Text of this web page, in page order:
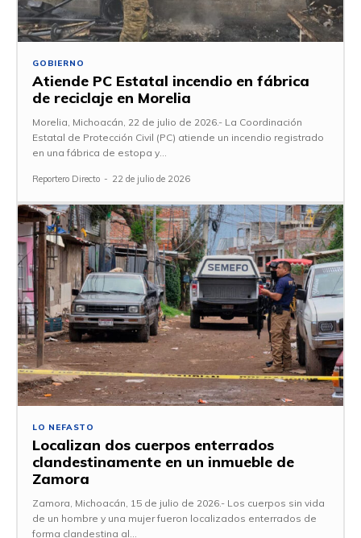
GOBIERNO
Atiende PC Estatal incendio en fábrica
de reciclaje en Morelia
Morelia, Michoacán, 22 de julio de 2026.- La Coordinación
Estatal de Protección Civil (PC) atiende un incendio registrado
en una fábrica de estopa y...
Reportero Directo - 22 de julio de 2026
LO NEFASTO
Localizan dos cuerpos enterrados
clandestinamente en un inmueble de
Zamora
Zamora, Michoacán, 15 de julio de 2026.- Los cuerpos sin vida
de un hombre y una mujer fueron localizados enterrados de
forma clandestina al...